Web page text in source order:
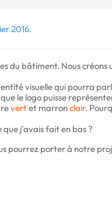
2016.
du bâtiment. Nous
visuelle qui pourra
le logo puisse
vertet marronclair.
que j'avais fait en bas ?
pourrez porter à notre